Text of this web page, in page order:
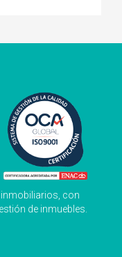
con
de inmuebles.